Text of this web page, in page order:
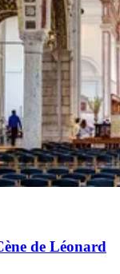
de Léonard